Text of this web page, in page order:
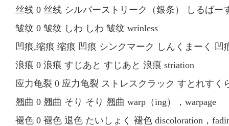
丝线 0 丝线 シルバーストリーク（銀条） しるば
皱纹 0 皱纹 しわ しわ 皱纹 wrinless
凹痕,缩痕 缩痕 凹痕 シンクマーク しんくまーく
浪痕 0 浪痕 すじあと すじあと 浪痕 striation
应力龟裂 0 应力龟裂 ストレスクラック すとれすく
翘曲 0 翘曲 そり そり 翘曲 warp（ing），warpage
褪色 0 褪色 退色 たいしょく 褪色 discoloration，